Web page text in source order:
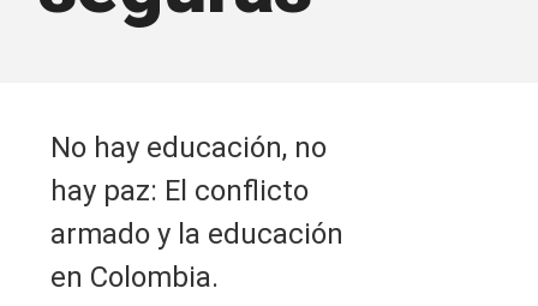
No hay educación, no
hay paz: El conflicto
armado y la educación
en Colombia.